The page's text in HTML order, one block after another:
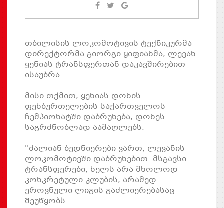
თბილისის ლოკომოტივის ტექნიკურმა
დირექტორმა გიორგი ყიფიანმა, ლევან
ყენიას ტრანსფერთან დაკავშირებით
ისაუბრა.
მისი თქმით, ყენიას დონის
ფეხბურთელების საქართველოს
ჩემპიონატში დაბრუნება, დონეს
საგრძნობლად აამაღლებს.
''ძალიან ბედნიერები ვართ, ლევანის
ლოკომოტივში დაბრუნებით. მსგავსი
ტრანსფერები, ხელს არა მხოლოდ
კონკრეტული კლუბის, არამედ
ეროვნული ლიგის გაძლიერებასაც
შეუწყობს.